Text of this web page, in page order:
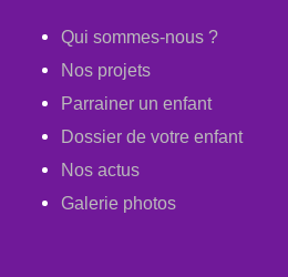
Qui sommes-nous ?
Nos projets
Parrainer un enfant
Dossier de votre enfant
Nos actus
Galerie photos